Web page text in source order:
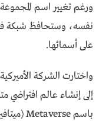
ورغم تغيير اسم
نفسه، وستحافظ شبكة
على أسمائها.
واختارت الشركة
إلى إنشاء عالم افتراضي
باسم Metaverse (ميتافيرس).